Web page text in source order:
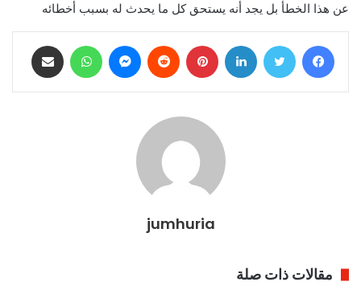
عن هذا الخطأ بل يجد أنه يستحق كل ما يحدث له بسبب أخطائه
فيسبوك تويتر لينكدإن بينتيريست ماسنجر واتساب
jumhuria
مقالات ذات صلة